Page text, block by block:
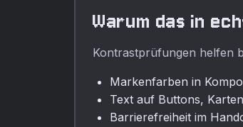
Warum das in
Kontrastprüfungen helfen
Markenfarben in
Text auf Buttons,
Barrierefreiheit im